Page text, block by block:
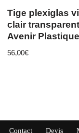
Tige plexiglas
clair
Avenir Plastique
56,00€
Contact Devis